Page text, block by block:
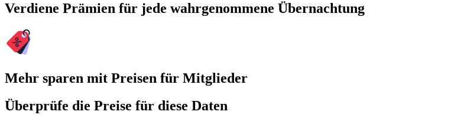
Verdiene Prämien für jede wahrgenommene Übernachtung
Mehr sparen mit Preisen für Mitglieder
Überprüfe die Preise für diese Daten